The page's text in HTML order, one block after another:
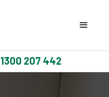
1300 207 442